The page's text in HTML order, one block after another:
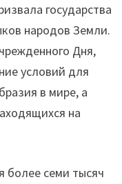
государства
народов Земли.
Дня,
условий для
в мире, а
на
более семи тысяч